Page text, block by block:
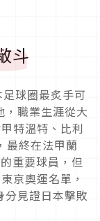
斗
球圈最炙手可
職業生涯從大
特溫特、比利
最終在法甲蘭
重要球員，但
京奧運名單，
見證日本擊敗